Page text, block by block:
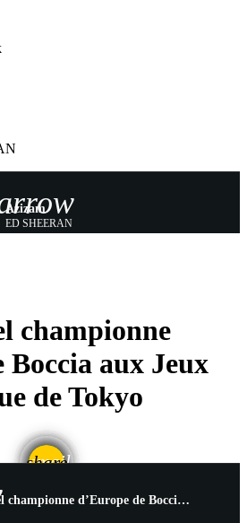
Azizam
ED SHEERAN
championne
Boccia aux Jeux
de Tokyo
share
email
Sonia Heckel championne d’Europe de Boccia aux Jeux paralympique de Tokyo